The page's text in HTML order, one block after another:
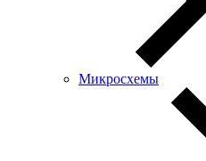
Микросхемы